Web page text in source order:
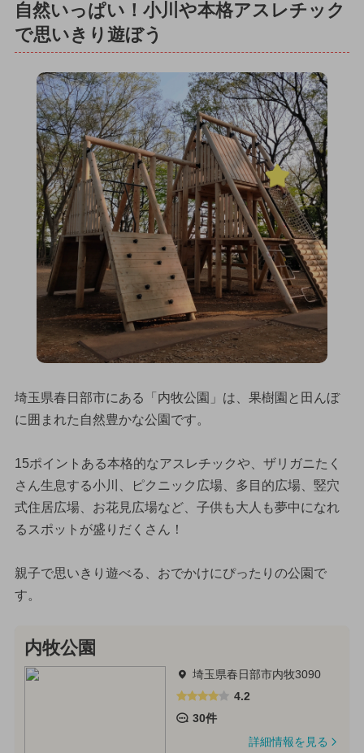
自然いっぱい！小川や本格アスレチック
で思いきり遊ぼう
埼玉県春日部市にある「内牧公園」は、果樹園と田んぼ
に囲まれた自然豊かな公園です。
15ポイントある本格的なアスレチックや、ザリガニたく
さん生息する小川、ピクニック広場、多目的広場、竪穴
式住居広場、お花見広場など、子供も大人も夢中になれ
るスポットが盛りだくさん！
親子で思いきり遊べる、おでかけにぴったりの公園で
す。
内牧公園
埼玉県春日部市内牧3090
4.2
30件
詳細情報を見る